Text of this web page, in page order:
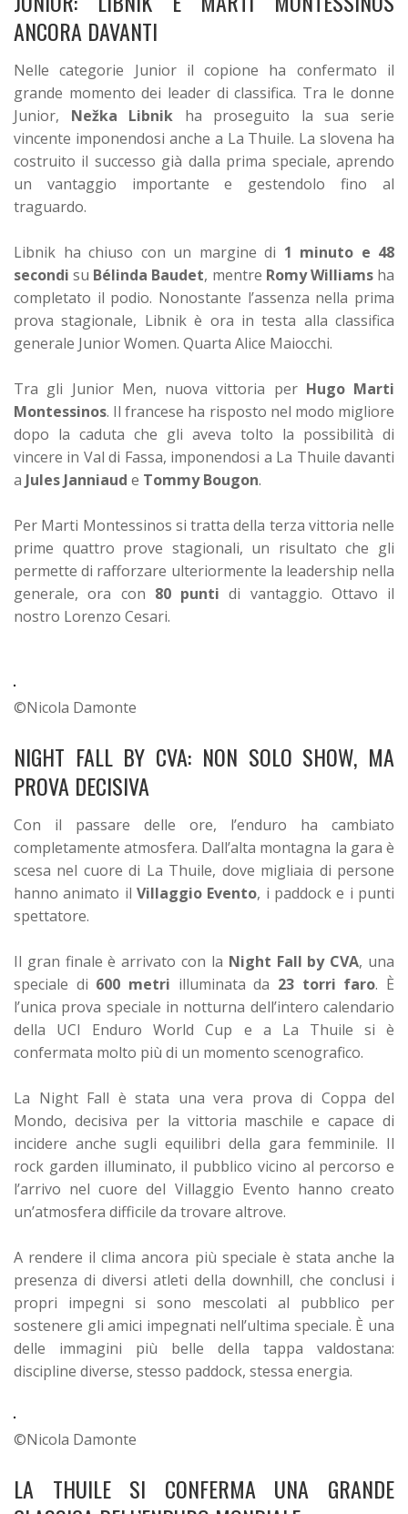
ANCORA DAVANTI
Nelle categorie Junior il copione ha confermato il
grande momento dei leader di classifica. Tra le donne
Junior, Nežka Libnik ha proseguito la sua serie
vincente imponendosi anche a La Thuile. La slovena ha
costruito il successo già dalla prima speciale, aprendo
un vantaggio importante e gestendolo fino al
traguardo.
Libnik ha chiuso con un margine di 1 minuto e 48
secondi su Bélinda Baudet, mentre Romy Williamsha
completato il podio. Nonostante l’assenza nella prima
prova stagionale, Libnik è ora in testa alla classifica
generale Junior Women. Quarta Alice Maiocchi.
Tra gli Junior Men, nuova vittoria per Hugo Marti
Montessinos. Il francese ha risposto nel modo migliore
dopo la caduta che gli aveva tolto la possibilità di
vincere in Val di Fassa, imponendosi a La Thuile davanti
a Jules Janniaud e Tommy Bougon.
Per Marti Montessinos si tratta della terza vittoria nelle
prime quattro prove stagionali, un risultato che gli
permette di rafforzare ulteriormente la leadership nella
generale, ora con 80 punti di vantaggio. Ottavo il
nostro Lorenzo Cesari.
©Nicola Damonte
NIGHT FALL BY CVA: NON SOLO SHOW, MA
PROVA DECISIVA
Con il passare delle ore, l’enduro ha cambiato
completamente atmosfera. Dall’alta montagna la gara è
scesa nel cuore di La Thuile, dove migliaia di persone
hanno animato il Villaggio Evento, i paddock e i punti
spettatore.
Il gran finale è arrivato con la Night Fall by CVA, una
speciale di 600 metri illuminata da 23 torri faro. È
l’unica prova speciale in notturna dell’intero calendario
della UCI Enduro World Cup e a La Thuile si è
confermata molto più di un momento scenografico.
La Night Fall è stata una vera prova di Coppa del
Mondo, decisiva per la vittoria maschile e capace di
incidere anche sugli equilibri della gara femminile. Il
rock garden illuminato, il pubblico vicino al percorso e
l’arrivo nel cuore del Villaggio Evento hanno creato
un’atmosfera difficile da trovare altrove.
A rendere il clima ancora più speciale è stata anche la
presenza di diversi atleti della downhill, che conclusi i
propri impegni si sono mescolati al pubblico per
sostenere gli amici impegnati nell’ultima speciale. È una
delle immagini più belle della tappa valdostana:
discipline diverse, stesso paddock, stessa energia.
©Nicola Damonte
LA THUILE SI CONFERMA UNA GRANDE